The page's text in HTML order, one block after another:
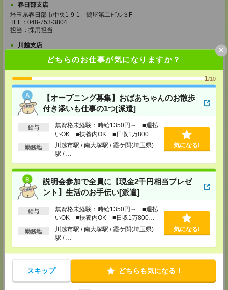
どちらのお仕事が気になりますか？
1/10
【オープニング募集】おばあちゃんのお散歩
付き添いも仕事の1つ[派遣]
給与
無資格未経験：時給1350円～ ■週払
いOK ■扶養内OK ■日収1万800円
以上
勤務地
川越市駅 / 南大塚駅 / 霞ケ関(埼玉県)
駅 / …
気になる!
説明会参加で全員に【現金2千円相当プレゼ
ント】生活のお手伝い[派遣]
給与
無資格未経験：時給1350円～ ■週払
いOK ■扶養内OK ■日収1万800円
以上
勤務地
川越市駅 / 南大塚駅 / 霞ケ関(埼玉県)
駅 / …
気になる!
スキップ どちらも気になる！
×
春日部支店
埼玉県春日部市中央1-9-1 鶴屋第二ビル３F
TEL：048-753-3804
担当：採用担当
川越支店
埼玉県川越市脇田本町6－18 川越大森ビル６階
TEL：049-249-7274
担当：採用担当
千葉支店
千葉県千葉市中央区富士見1-1-1 千葉駅前ビル8F
TEL：043-307-8867
担当：採用担当
西船橋支店
千葉県船橋市印内町594-1 西船橋NSTビル2F
TEL：047-410-0204
担当：採用担当
松戸支店
千葉県松戸市本町18-4 NBF松戸ビル5F
TEL：047-700-5726
担当：採用担当
成田支店
千葉県成田市花崎816-2 田村ビル2階
TEL：0476-24-8071
担当：採用担当
柏支店
千葉県柏市柏1-2-38 さくら柏ビル8F
TEL：04-7165-8074
担当：採用担当